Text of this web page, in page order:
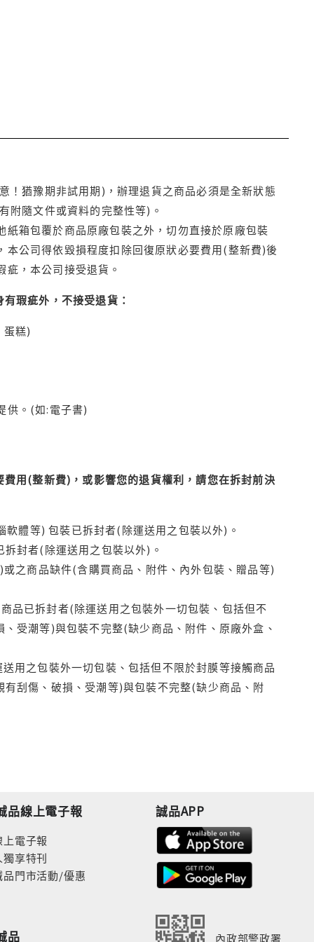
！猶豫期非試用期)，辦理退貨之商品必須是全新狀態
附隨文件或資料的完整性等)。
箱包覆於商品原廠包裝之外，切勿直接於原廠包裝
公司得依毀損程度扣除回復原狀必要費用(整新費)後
，本公司接受退貨。
瑕疵外，不接受退貨：
蛋糕)
供。(如:電子書)
用(整新費)，或影響您的退貨權利，請您在拆封前決
體等) 包裝已拆封者(除運送用之包裝以外)。
封者(除運送用之包裝以外)。
之商品缺件(含購買商品、附件、內外包裝、贈品等)
品已拆封者(除運送用之包裝外一切包裝、包括但不
受潮等)與包裝不完整(缺少商品、附件、原廠外盒、
用之包裝外一切包裝、包括但不限於封膜等接觸商品
刮傷、破損、受潮等)與包裝不完整(缺少商品、附
品線上電子報
電子報
享特刊
品門市活動/優惠
品
誠品APP
內政部警政署